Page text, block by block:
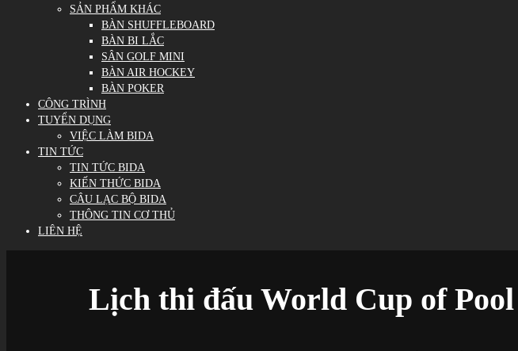
SẢN PHẨM KHÁC
BÀN SHUFFLEBOARD
BÀN BI LẮC
SÂN GOLF MINI
BÀN AIR HOCKEY
BÀN POKER
CÔNG TRÌNH
TUYỂN DỤNG
VIỆC LÀM BIDA
TIN TỨC
TIN TỨC BIDA
KIẾN THỨC BIDA
CÂU LẠC BỘ BIDA
THÔNG TIN CƠ THỦ
LIÊN HỆ
Lịch thi đấu World Cup of